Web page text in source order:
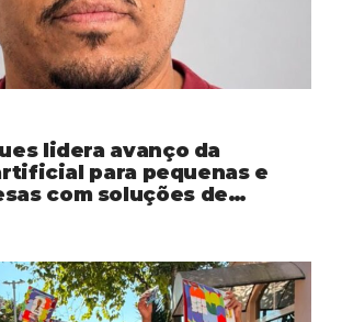
lidera avanço da
para pequenas e
com soluções de